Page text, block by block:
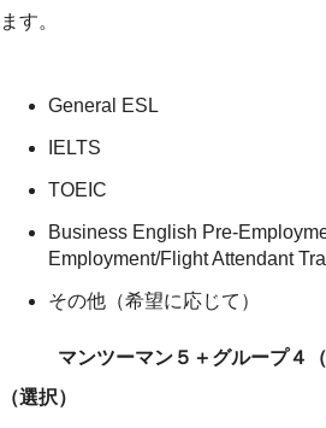
ます。
General ESL
IELTS
TOEIC
Business English Pre-
Employment/Flight Attendant
その他（希望に応じて）
マンツーマン５＋グループ４（
（選択）